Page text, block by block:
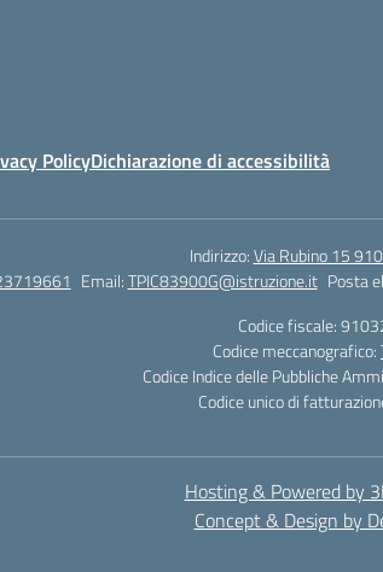
PolicyDichiarazione di accessibilità
Indirizzo:Via Rubino 15
Email:TPIC83900G@istruzione.it Posta
Codice fiscale:
Codice meccanografico:
Codice Indice delle Pubbliche
Codice unico di
Hosting & Powered by
Concept & Design by